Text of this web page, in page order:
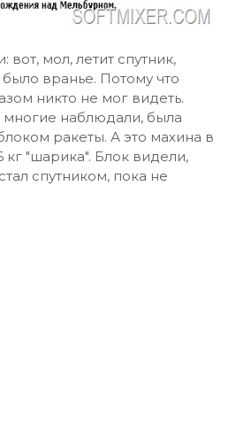
вот, мол, летит спутник,
вранье. Потому что
никто не мог видеть.
многие наблюдали, была
ракеты. А это махина в
кг "шарика". Блок видели,
спутником, пока не